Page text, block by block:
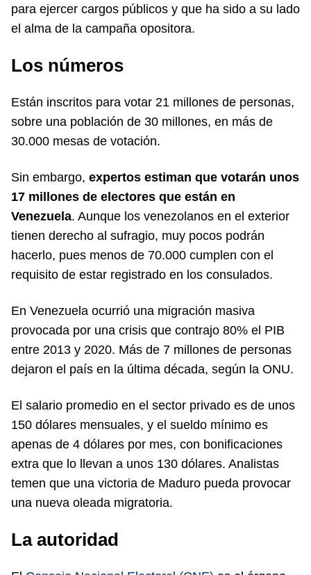
para ejercer cargos públicos y que ha sido a su lado
el alma de la campaña opositora.
Los números
Están inscritos para votar 21 millones de personas,
sobre una población de 30 millones, en más de
30.000 mesas de votación.
Sin embargo, expertos estiman que votarán unos
17 millones de electores que están en
Venezuela. Aunque los venezolanos en el exterior
tienen derecho al sufragio, muy pocos podrán
hacerlo, pues menos de 70.000 cumplen con el
requisito de estar registrado en los consulados.
En Venezuela ocurrió una migración masiva
provocada por una crisis que contrajo 80% el PIB
entre 2013 y 2020. Más de 7 millones de personas
dejaron el país en la última década, según la ONU.
El salario promedio en el sector privado es de unos
150 dólares mensuales, y el sueldo mínimo es
apenas de 4 dólares por mes, con bonificaciones
extra que lo llevan a unos 130 dólares. Analistas
temen que una victoria de Maduro pueda provocar
una nueva oleada migratoria.
La autoridad